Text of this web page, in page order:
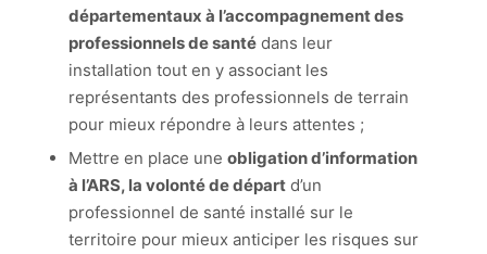
départementaux à l’accompagnement des
professionnels de santédans leur
installation tout en y associant les
représentants des professionnels de terrain
pour mieux répondre à leurs attentes ;
Mettre en place une obligation d’information
à l’ARS, la volonté de départd’un
professionnel de santé installé sur le
territoire pour mieux anticiper les risques sur